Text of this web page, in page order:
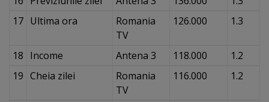
17 Ultima ora
Romania
TV
126.000 1.3
18 Income Antena 3 118.000
1.2
19 Cheia zilei
Romania
TV
116.000 1.2